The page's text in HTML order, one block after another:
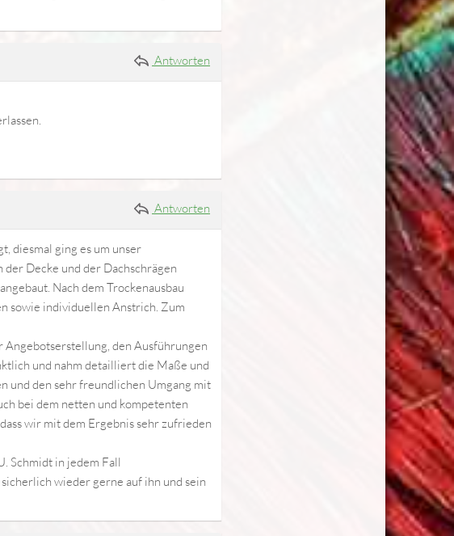
Antworten
Antworten
diesmal ging es um unser
Decke und der Dachschrägen
Nach dem Trockenausbau
sowie individuellen Anstrich. Zum
den Ausführungen
und nahm detailliert die Maße und
und den sehr freundlichen Umgang mit
bei dem netten und kompetenten
wir mit dem Ergebnis sehr zufrieden
Schmidt in jedem Fall
wieder gerne auf ihn und sein